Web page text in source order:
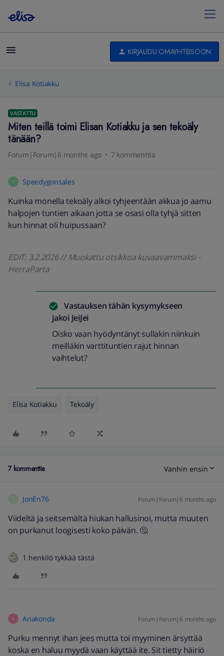
KIRJAUDU OMAYHTEISÖÖN
Elisa Kotiakku
VASTATTU
Miten teillä toimi Elisan Kotiakku ja sen tekoäly
tänään?
Forum|Forum|6 months ago 7 kommenttia
S Speedygonsales
Kuinka monella tekoäly alkoi tyhjeentään akkua jo aamu
halpojen tuntien aikaan jotta se osasi olla tyhjä sitten
kun hinnat oli huipussaan?
EDIT: 3.2.2026 // Muokattu otsikkoa kuvaavammaksi -
HerraParta
Vastauksen tähän kysymykseen
jakoi JeiJei
Oisko vaan hyödyntänyt sullakin niinkuin
meilläkin varttituntien rajut hinnan
vaihtelut?
Elisa Kotiakku Tekoäly
7 kommenttia Vanhin ensin
JonEn76 Forum|Forum|6 months ago
Viideltä ja seitsemältä hiukan hallusinoi, mutta muuten
on purkanut loogisesti koko päivän. 🤔
1 henkilö tykkää tästä
A Anakonda Forum|Forum|6 months ago
Purku mennyt ihan jees mutta toi myyminen ärsyttää
koska en haluu myydä vaan käyttää ite. Sit tietty häiriö